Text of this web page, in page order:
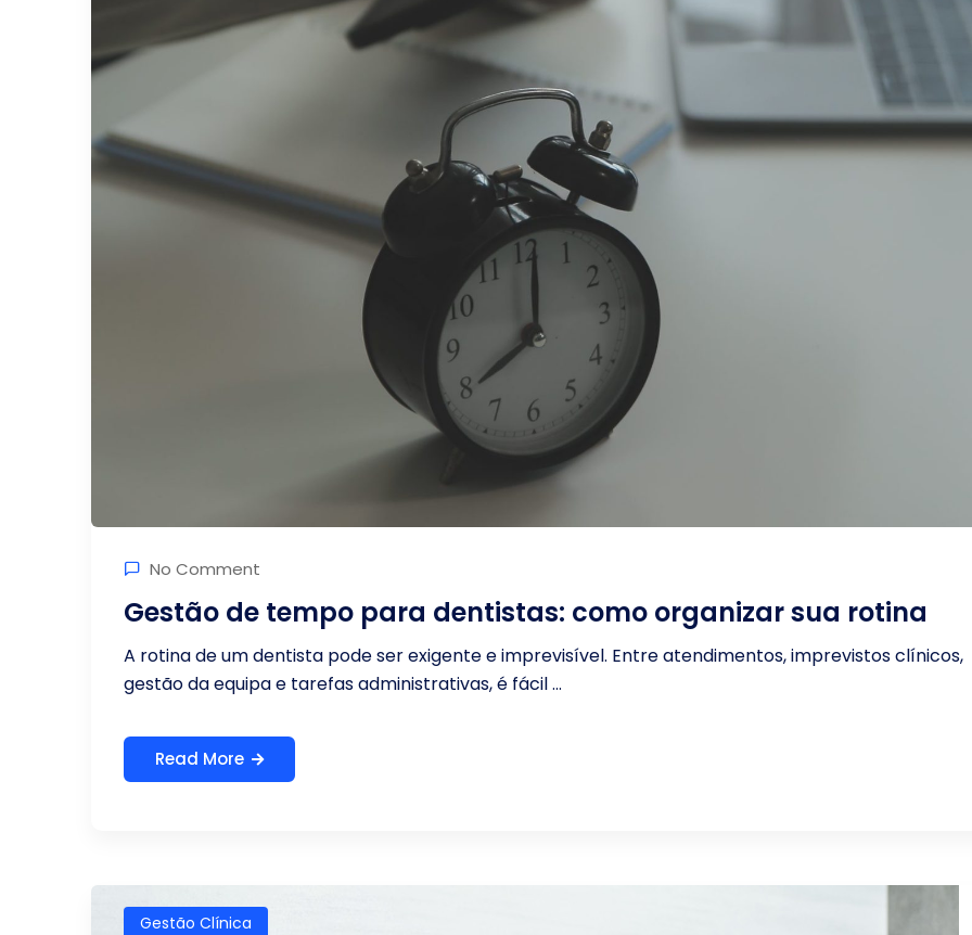
No Comment
Gestão de tempo para dentistas: como organizar sua rotina
A rotina de um dentista pode ser exigente e imprevisível. Entre atendimentos, imprevistos clínicos,
gestão da equipa e tarefas administrativas, é fácil ...
Read More
Gestão Clínica